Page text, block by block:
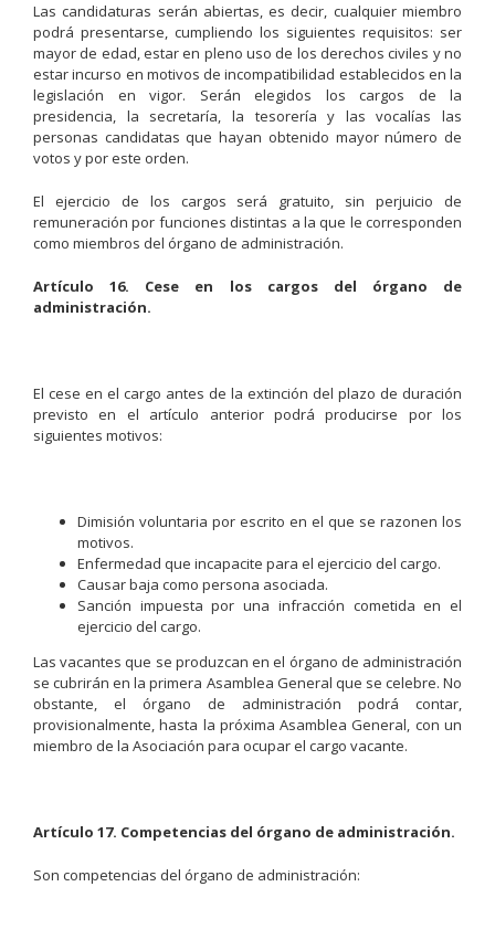
Las candidaturas serán abiertas, es decir, cualquier miembro
podrá presentarse, cumpliendo los siguientes requisitos: ser
mayor de edad, estar en pleno uso de los derechos civiles y no
estar incurso en motivos de incompatibilidad establecidos en la
legislación en vigor. Serán elegidos los cargos de la
presidencia, la secretaría, la tesorería y las vocalías las
personas candidatas que hayan obtenido mayor número de
votos y por este orden.
El ejercicio de los cargos será gratuito, sin perjuicio de
remuneración por funciones distintas a la que le corresponden
como miembros del órgano de administración.
Artículo 16. Cese en los cargos del órgano de
administración.
El cese en el cargo antes de la extinción del plazo de duración
previsto en el artículo anterior podrá producirse por los
siguientes motivos:
Dimisión voluntaria por escrito en el que se razonen los
motivos.
Enfermedad que incapacite para el ejercicio del cargo.
Causar baja como persona asociada.
Sanción impuesta por una infracción cometida en el
ejercicio del cargo.
Las vacantes que se produzcan en el órgano de administración
se cubrirán en la primera Asamblea General que se celebre. No
obstante, el órgano de administración podrá contar,
provisionalmente, hasta la próxima Asamblea General, con un
miembro de la Asociación para ocupar el cargo vacante.
Artículo 17. Competencias del órgano de administración.
Son competencias del órgano de administración: